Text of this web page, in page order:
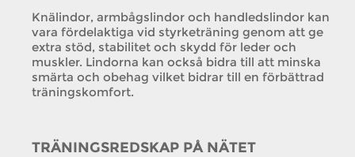
Knälindor, armbågslindor och handledslindor kan
vara fördelaktiga vid styrketräning genom att ge
extra stöd, stabilitet och skydd för leder och
muskler. Lindorna kan också bidra till att minska
smärta och obehag vilket bidrar till en förbättrad
träningskomfort.
TRÄNINGSREDSKAP PÅ NÄTET